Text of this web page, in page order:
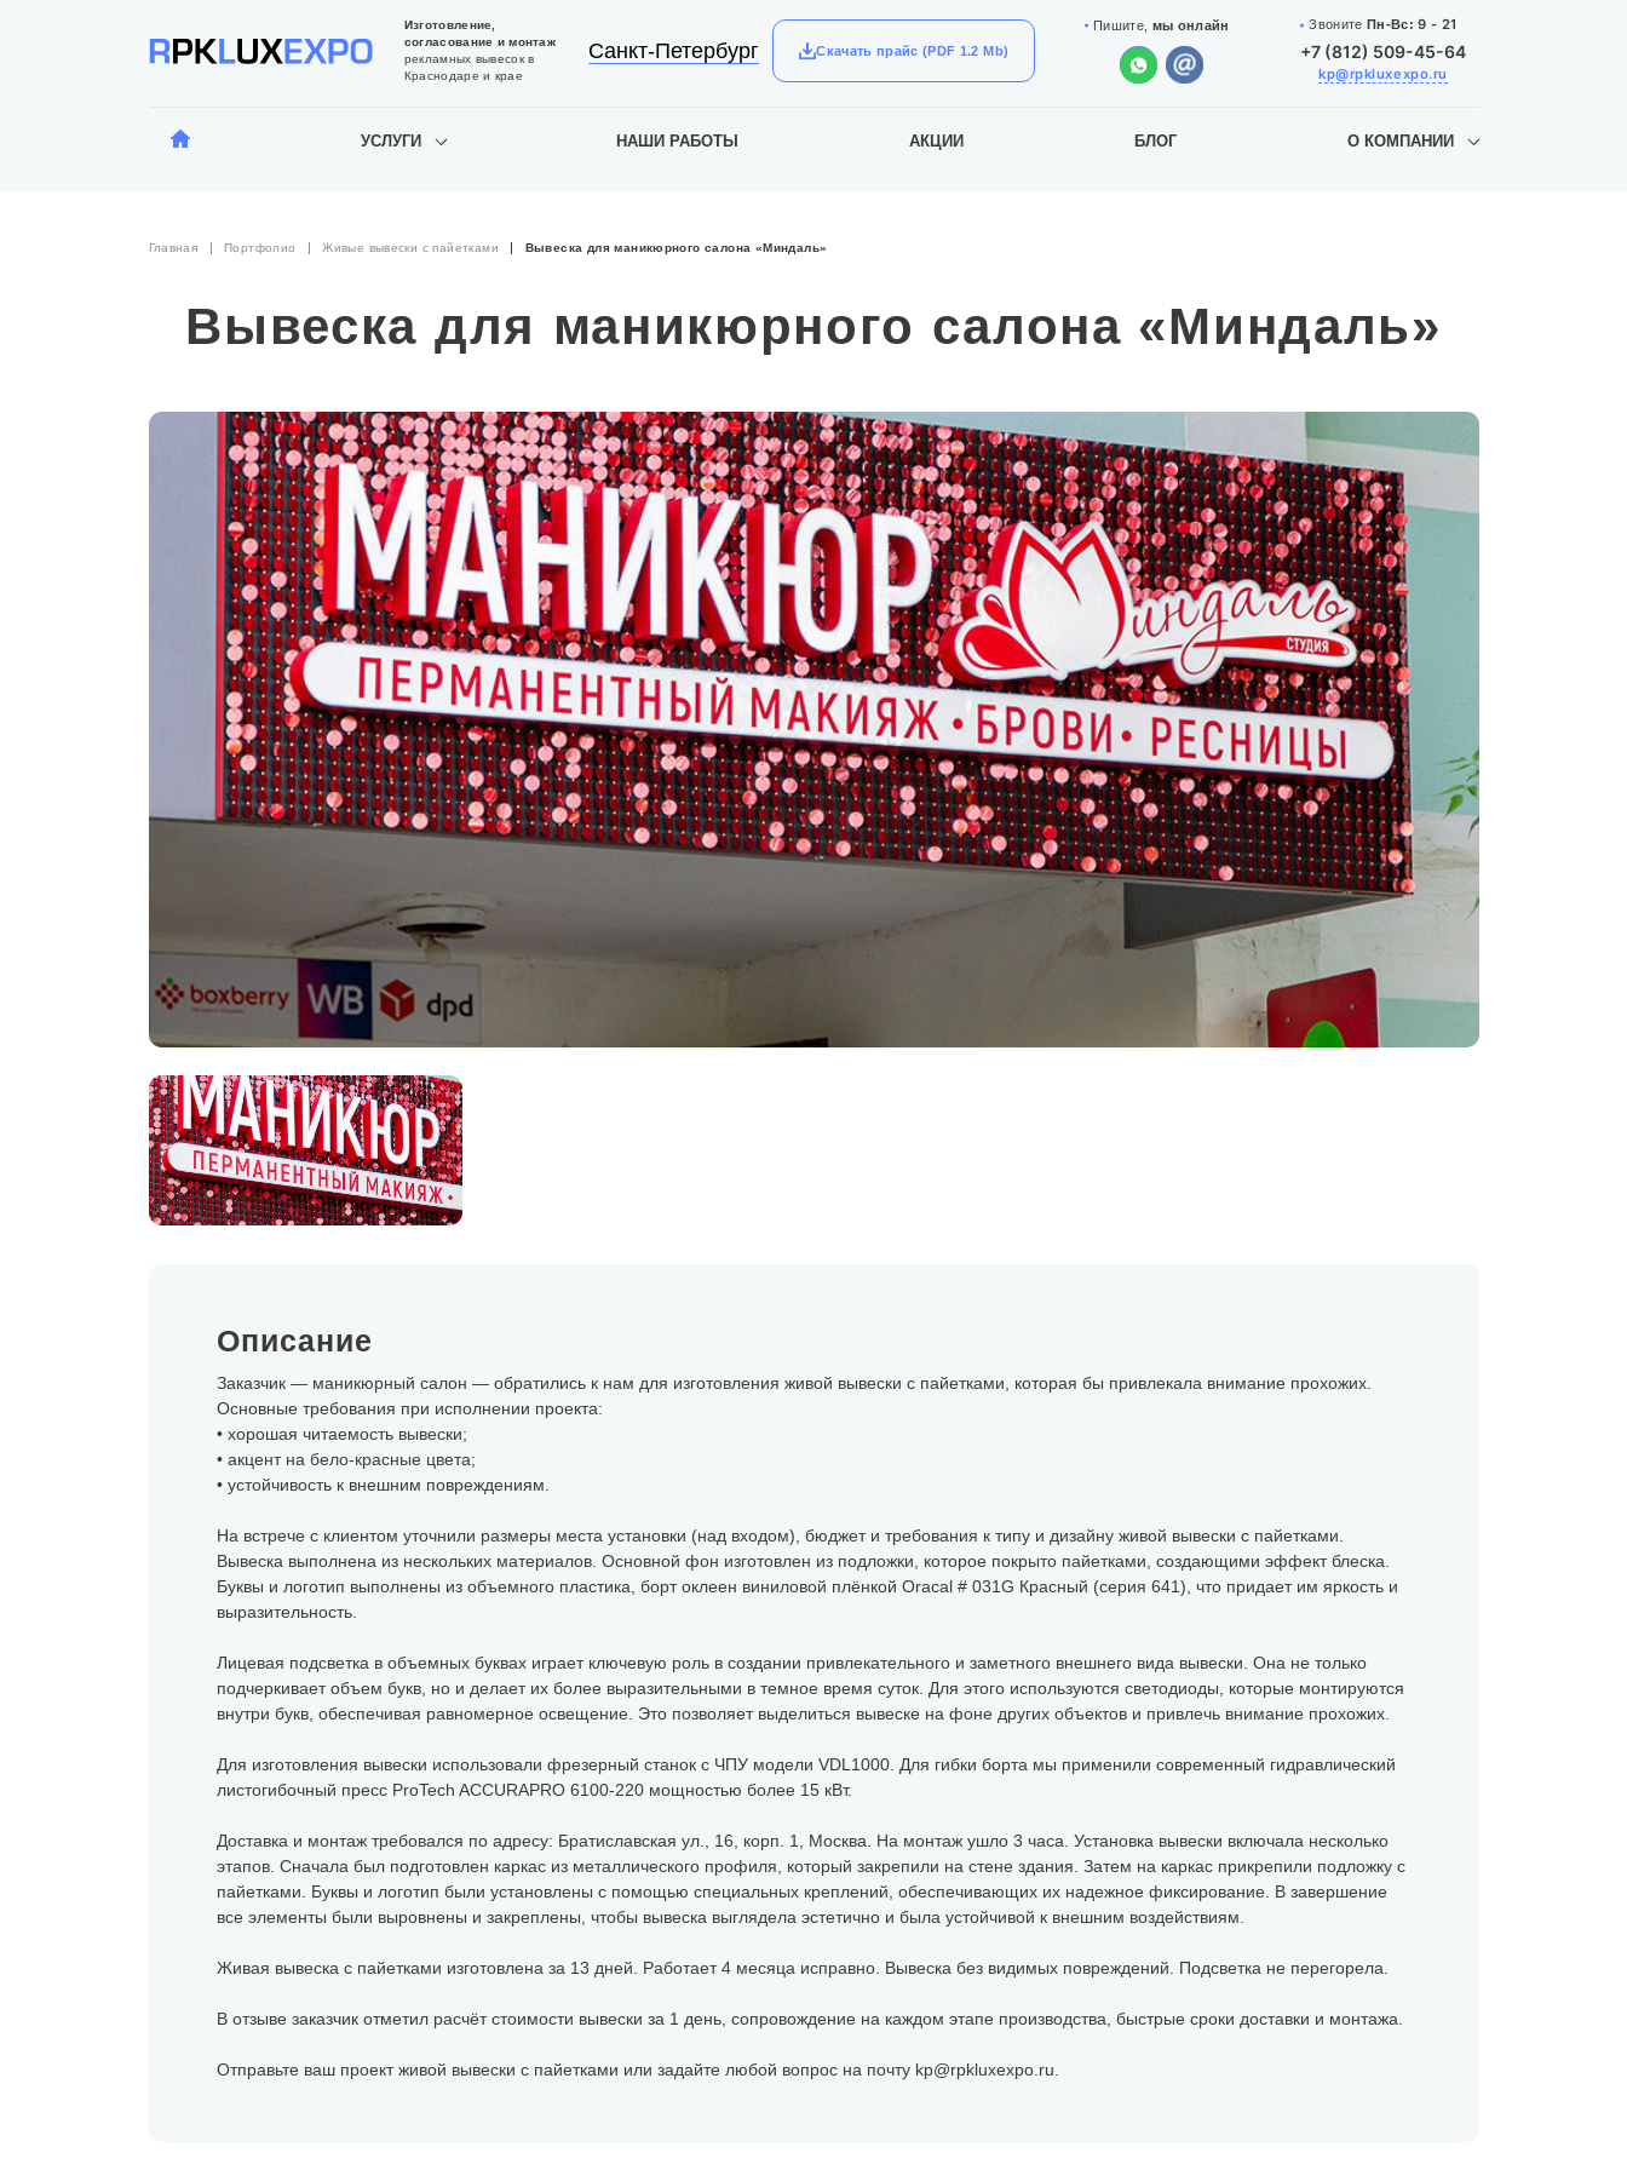
Изготовление,
согласование и монтаж
рекламных вывесок в
Краснодаре и крае
Санкт-Петербург Скачать прайс (PDF 1.2 Mb)
Пишите, мы онлайн Звоните Пн-Вс:9 - 21
+7 (812) 509-45-64
kp@rpkluxexpo.ru
УСЛУГИ НАШИ РАБОТЫ АКЦИИ БЛОГ О КОМПАНИИ
Главная Портфолио Живые вывески с пайетками Вывеска для маникюрного салона «Миндаль»
Вывеска для маникюрного салона «Миндаль»
Описание
Заказчик — маникюрный салон — обратились к нам для изготовления живой вывески с пайетками, которая бы привлекала внимание прохожих.
Основные требования при исполнении проекта:
• хорошая читаемость вывески;
• акцент на бело-красные цвета;
• устойчивость к внешним повреждениям.
На встрече с клиентом уточнили размеры места установки (над входом), бюджет и требования к типу и дизайну живой вывески с пайетками.
Вывеска выполнена из нескольких материалов. Основной фон изготовлен из подложки, которое покрыто пайетками, создающими эффект блеска.
Буквы и логотип выполнены из объемного пластика, борт оклеен виниловой плёнкой Oracal # 031G Красный (серия 641), что придает им яркость и
выразительность.
Лицевая подсветка в объемных буквах играет ключевую роль в создании привлекательного и заметного внешнего вида вывески. Она не только
подчеркивает объем букв, но и делает их более выразительными в темное время суток. Для этого используются светодиоды, которые монтируются
внутри букв, обеспечивая равномерное освещение. Это позволяет выделиться вывеске на фоне других объектов и привлечь внимание прохожих.
Для изготовления вывески использовали фрезерный станок с ЧПУ модели VDL1000. Для гибки борта мы применили современный гидравлический
листогибочный пресс ProTech ACCURAPRO 6100-220 мощностью более 15 кВт.
Доставка и монтаж требовался по адресу: Братиславская ул., 16, корп. 1, Москва. На монтаж ушло 3 часа. Установка вывески включала несколько
этапов. Сначала был подготовлен каркас из металлического профиля, который закрепили на стене здания. Затем на каркас прикрепили подложку с
пайетками. Буквы и логотип были установлены с помощью специальных креплений, обеспечивающих их надежное фиксирование. В завершение
все элементы были выровнены и закреплены, чтобы вывеска выглядела эстетично и была устойчивой к внешним воздействиям.
Живая вывеска с пайетками изготовлена за 13 дней. Работает 4 месяца исправно. Вывеска без видимых повреждений. Подсветка не перегорела.
В отзыве заказчик отметил расчёт стоимости вывески за 1 день, сопровождение на каждом этапе производства, быстрые сроки доставки и монтажа.
Отправьте ваш проект живой вывески с пайетками или задайте любой вопрос на почту kp@rpkluxexpo.ru.